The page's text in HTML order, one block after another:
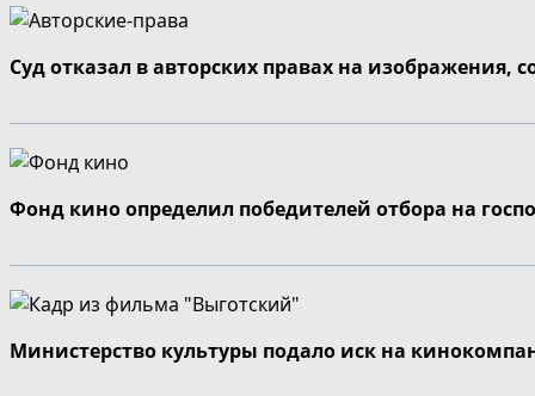
Суд отказал в авторских правах на изображения,
Фонд кино определил победителей отбора на
Министерство культуры подало иск на